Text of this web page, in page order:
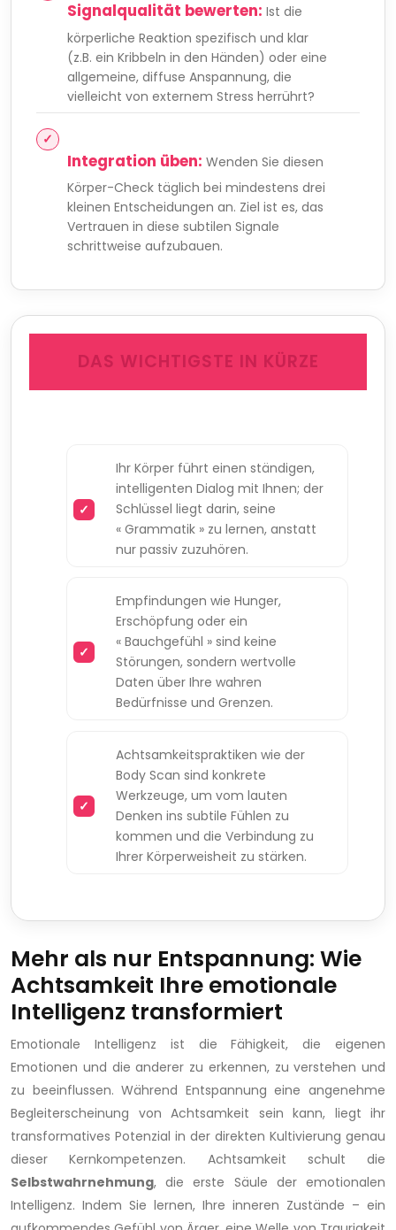
Signalqualität bewerten: Ist die
körperliche Reaktion spezifisch und klar
(z.B. ein Kribbeln in den Händen) oder eine
allgemeine, diffuse Anspannung, die
vielleicht von externem Stress herrührt?
Integration üben: Wenden Sie diesen
Körper-Check täglich bei mindestens drei
kleinen Entscheidungen an. Ziel ist es, das
Vertrauen in diese subtilen Signale
schrittweise aufzubauen.
DAS WICHTIGSTE IN KÜRZE
Ihr Körper führt einen ständigen,
intelligenten Dialog mit Ihnen; der
Schlüssel liegt darin, seine
« Grammatik » zu lernen, anstatt
nur passiv zuzuhören.
Empfindungen wie Hunger,
Erschöpfung oder ein
« Bauchgefühl » sind keine
Störungen, sondern wertvolle
Daten über Ihre wahren
Bedürfnisse und Grenzen.
Achtsamkeitspraktiken wie der
Body Scan sind konkrete
Werkzeuge, um vom lauten
Denken ins subtile Fühlen zu
kommen und die Verbindung zu
Ihrer Körperweisheit zu stärken.
Mehr als nur Entspannung: Wie
Achtsamkeit Ihre emotionale
Intelligenz transformiert
Emotionale Intelligenz ist die Fähigkeit, die eigenen
Emotionen und die anderer zu erkennen, zu verstehen und
zu beeinflussen. Während Entspannung eine angenehme
Begleiterscheinung von Achtsamkeit sein kann, liegt ihr
transformatives Potenzial in der direkten Kultivierung genau
dieser Kernkompetenzen. Achtsamkeit schult die
Selbstwahrnehmung, die erste Säule der emotionalen
Intelligenz. Indem Sie lernen, Ihre inneren Zustände – ein